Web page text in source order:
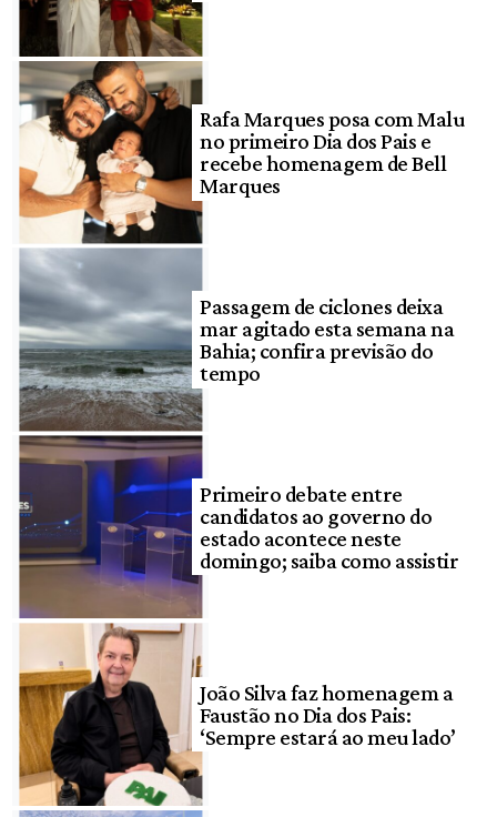
Rafa Marques posa com Malu
no primeiro Dia dos Pais e
recebe homenagem de Bell
Marques
Passagem de ciclones deixa
mar agitado esta semana na
Bahia; confira previsão do
tempo
Primeiro debate entre
candidatos ao governo do
estado acontece neste
domingo; saiba como assistir
João Silva faz homenagem a
Faustão no Dia dos Pais:
‘Sempre estará ao meu lado’